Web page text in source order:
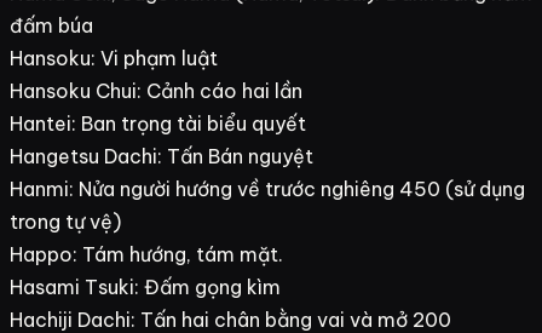
đấm búa
Hansoku: Vi phạm luật
Hansoku Chui: Cảnh cáo hai lần
Hantei: Ban trọng tài biểu quyết
Hangetsu Dachi: Tấn Bán nguyệt
Hanmi: Nửa người hướng về trước nghiêng 450 (sử dụng
trong tự vệ)
Happo: Tám hướng, tám mặt.
Hasami Tsuki: Đấm gọng kìm
Hachiji Dachi: Tấn hai chân bằng vai và mở 200